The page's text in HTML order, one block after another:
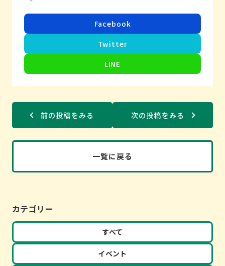
Facebook
Twitter
LINE
前の投稿をみる 次の投稿をみる
一覧に戻る
カテゴリー
すべて
イベント